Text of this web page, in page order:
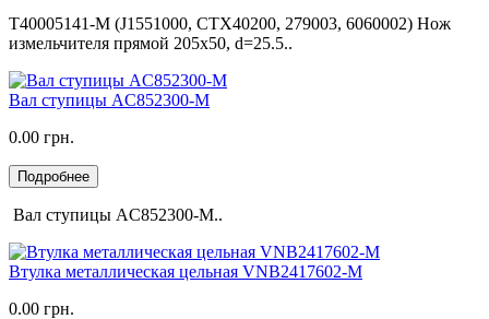
T40005141-M (J1551000, CTX40200, 279003, 6060002) Нож
измельчителя прямой 205х50, d=25.5..
Вал ступицы AC852300-M
0.00 грн.
Подробнее
Вал ступицы AC852300-M..
Втулка металлическая цельная VNB2417602-M
0.00 грн.